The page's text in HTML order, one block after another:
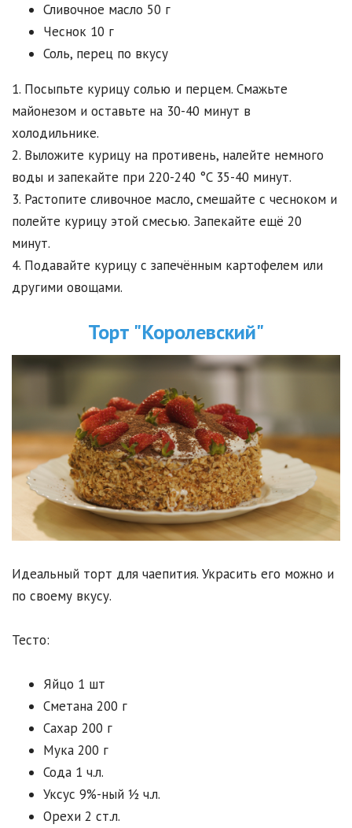
Сливочное масло 50 г
Чеснок 10 г
Соль, перец по вкусу
1. Посыпьте курицу солью и перцем. Смажьте
майонезом и оставьте на 30-40 минут в
холодильнике.
2. Выложите курицу на противень, налейте немного
воды и запекайте при 220-240 °C 35-40 минут.
3. Растопите сливочное масло, смешайте с чесноком и
полейте курицу этой смесью. Запекайте ещё 20
минут.
4. Подавайте курицу с запечённым картофелем или
другими овощами.
Торт "Королевский"
Идеальный торт для чаепития. Украсить его можно и
по своему вкусу.
Тесто:
Яйцо 1 шт
Сметана 200 г
Сахар 200 г
Мука 200 г
Сода 1 ч.л.
Уксус 9%-ный ½ ч.л.
Орехи 2 ст.л.